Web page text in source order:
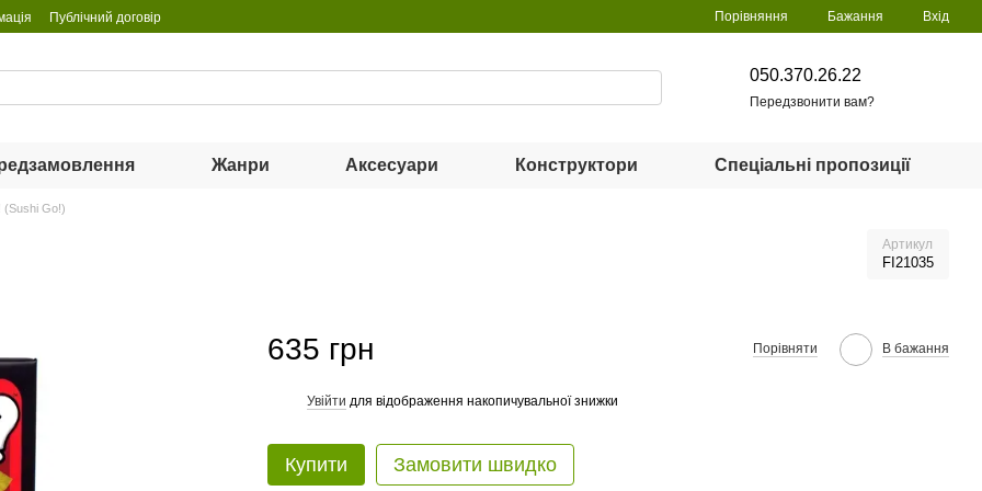
Публічний договір Порівняння Бажання Вхід
050.370.26.22
Передзвонити вам?
Жанри Аксесуари Конструктори Спеціальні пропозиції
(Sushi Go!)
Артикул
FI21035
635 грн Порівняти В бажання
Увійти для відображення накопичувальної знижки
Купити Замовити швидко